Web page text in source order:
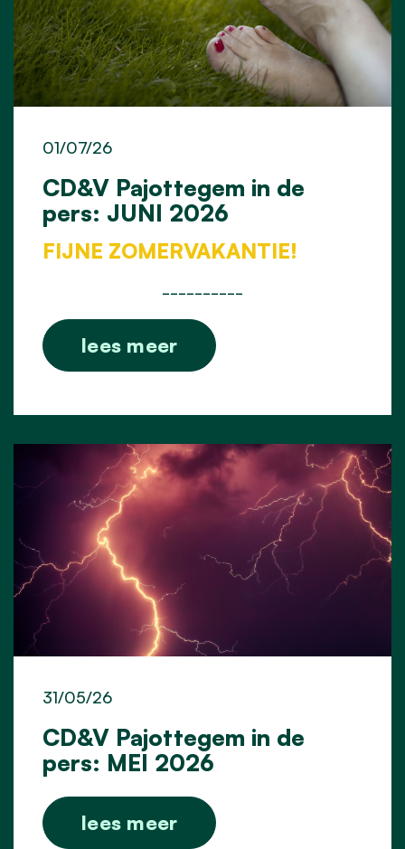
CD&V Pajottegem in de
pers: JUNI 2026
01/07/26
FIJNE ZOMERVAKANTIE!
lees meer
CD&V Pajottegem in de
pers: MEI 2026
31/05/26
lees meer